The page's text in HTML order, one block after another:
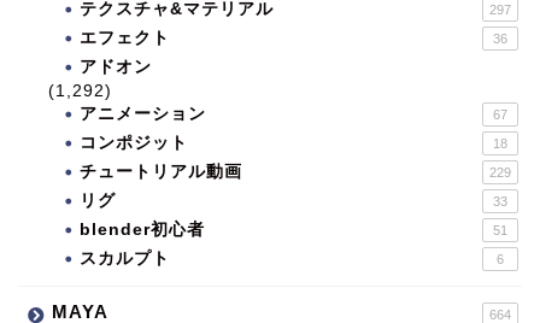
テクスチャ&マテリアル 297
エフェクト 36
アドオン
(1,292)
アニメーション
67
コンポジット 18
チュートリアル動画 229
リグ 33
blender初心者 51
スカルプト 6
MAYA 664